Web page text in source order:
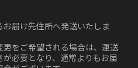
届け先住所へ発送いたしま
更をご希望される場合は、運送
必要となり、通常よりもお届